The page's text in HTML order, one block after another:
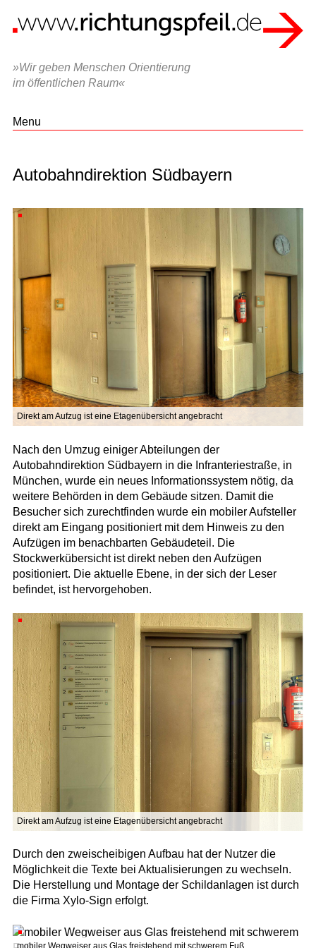
»Wir geben Menschen Orientierung
im öffentlichen Raum«
Menu
Autobahndirektion Südbayern
Direkt am Aufzug ist eine Etagenübersicht angebracht
Nach den Umzug einiger Abteilungen der
Autobahndirektion Südbayern in die Infranteriestraße, in
München, wurde ein neues Informationssystem nötig, da
weitere Behörden in dem Gebäude sitzen. Damit die
Besucher sich zurechtfinden wurde ein mobiler Aufsteller
direkt am Eingang positioniert mit dem Hinweis zu den
Aufzügen im benachbarten Gebäudeteil. Die
Stockwerkübersicht ist direkt neben den Aufzügen
positioniert. Die aktuelle Ebene, in der sich der Leser
befindet, ist hervorgehoben.
Direkt am Aufzug ist eine Etagenübersicht angebracht
Durch den zweischeibigen Aufbau hat der Nutzer die
Möglichkeit die Texte bei Aktualisierungen zu wechseln.
Die Herstellung und Montage der Schildanlagen ist durch
die Firma Xylo-Sign erfolgt.
mobiler Wegweiser aus Glas freistehend mit schwerem Fuß